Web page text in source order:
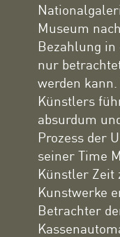
Museum
Bezahlung in
nur
werden
Künstlers
absurdum
Prozess der
seiner Time
Künstler Zeit
Kunstwerke
Betrachter